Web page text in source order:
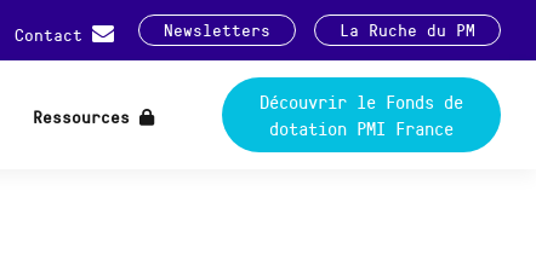
Contact Newsletters La Ruche du PM
Ressources
Découvrir le Fonds de
dotation PMI France